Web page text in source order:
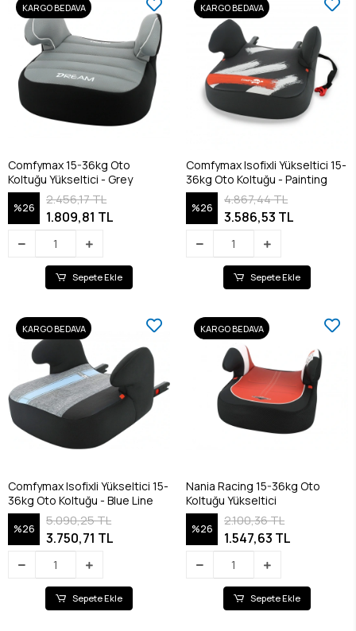
KARGO BEDAVA
Comfymax 15-36kg Oto
Koltuğu Yükseltici - Grey
%26
2.456,17 TL
1.809,81 TL
Sepete Ekle
KARGO BEDAVA
Comfymax Isofixli Yükseltici 15-
36kg Oto Koltuğu - Painting
%26
4.867,44 TL
3.586,53 TL
Sepete Ekle
KARGO BEDAVA
Comfymax Isofixli Yükseltici 15-
36kg Oto Koltuğu - Blue Line
%26
5.090,25 TL
3.750,71 TL
Sepete Ekle
KARGO BEDAVA
Nania Racing 15-36kg Oto
Koltuğu Yükseltici
%26
2.100,36 TL
1.547,63 TL
Sepete Ekle